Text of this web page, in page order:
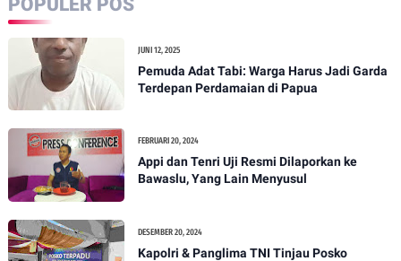
POPULER POS
JUNI 12, 2025
Pemuda Adat Tabi: Warga Harus Jadi Garda
Terdepan Perdamaian di Papua
FEBRUARI 20, 2024
Appi dan Tenri Uji Resmi Dilaporkan ke
Bawaslu, Yang Lain Menyusul
DESEMBER 20, 2024
Kapolri & Panglima TNI Tinjau Posko